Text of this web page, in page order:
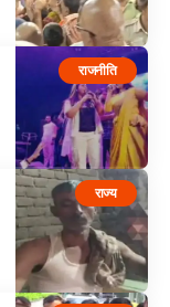
राजनीति
राज्य